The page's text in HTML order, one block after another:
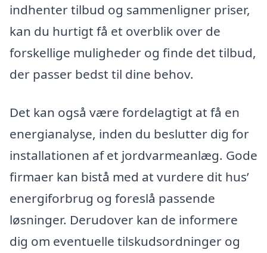
indhenter tilbud og sammenligner priser,
kan du hurtigt få et overblik over de
forskellige muligheder og finde det tilbud,
der passer bedst til dine behov.
Det kan også være fordelagtigt at få en
energianalyse, inden du beslutter dig for
installationen af et jordvarmeanlæg. Gode
firmaer kan bistå med at vurdere dit hus’
energiforbrug og foreslå passende
løsninger. Derudover kan de informere
dig om eventuelle tilskudsordninger og